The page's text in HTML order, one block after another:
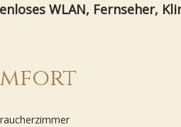
WLAN, Fernseher,